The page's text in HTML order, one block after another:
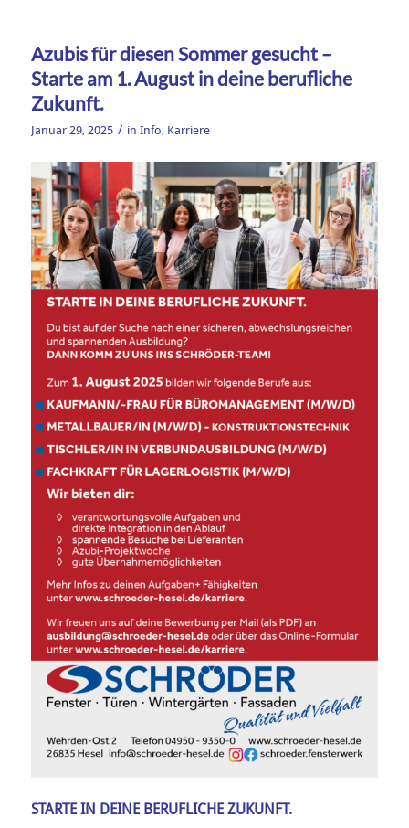
Azubis für diesen Sommer gesucht –
Starte am 1. August in deine berufliche
Zukunft.
Januar 29, 2025 / in Info, Karriere
STARTE IN DEINE BERUFLICHE ZUKUNFT.